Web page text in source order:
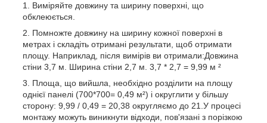
Виміряйте довжину та ширину поверхні, що
обклеюється.
Помножте довжину на ширину кожної поверхні в
метрах і складіть отримані результати, щоб отримати
площу. Наприклад, після вимірів ви отримали:Довжина
стіни 3,7 м. Ширина стіни 2,7 м. 3,7 * 2,7 = 9,99 м ²
Площа, що вийшла, необхідно розділити на площу
однієї панелі (700*700= 0,49 м²) і округлити у більшу
сторону: 9,99 / 0,49 = 20,38 округляємо до 21.У процесі
монтажу можуть виникнути відходи, пов'язані з порізкою